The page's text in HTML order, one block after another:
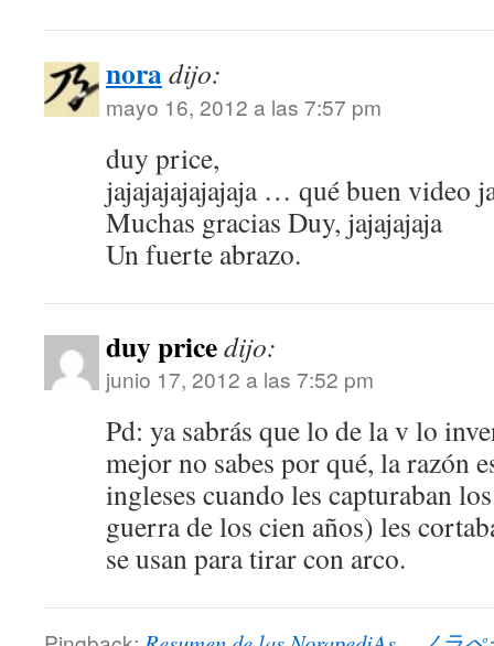
noradijo:
mayo 16, 2012 a las 7:57 pm
duy price,
jajajajajajajaja … qué buen video
Muchas gracias Duy, jajajajaja
Un fuerte abrazo.
duy pricedijo:
junio 17, 2012 a las 7:52 pm
Pd: ya sabrás que lo de la v lo
mejor no sabes por qué, la razón
ingleses cuando les capturaban
guerra de los cien años) les
se usan para tirar con arco.